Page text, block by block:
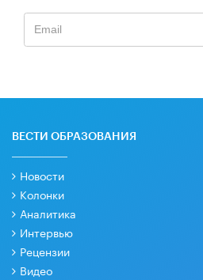
ВЕСТИ ОБРАЗОВАНИЯ
Новости
Колонки
Аналитика
Интервью
Рецензии
Видео